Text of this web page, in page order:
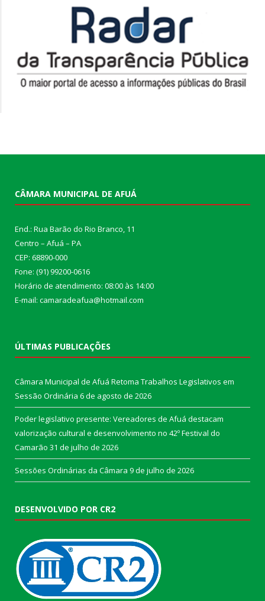
CÂMARA MUNICIPAL DE AFUÁ
End.: Rua Barão do Rio Branco, 11
Centro – Afuá – PA
CEP: 68890-000
Fone: (91) 99200-0616
Horário de atendimento: 08:00 às 14:00
E-mail: camaradeafua@hotmail.com
ÚLTIMAS PUBLICAÇÕES
Câmara Municipal de Afuá Retoma Trabalhos Legislativos em
Sessão Ordinária 6 de agosto de 2026
Poder legislativo presente: Vereadores de Afuá destacam
valorização cultural e desenvolvimento no 42º Festival do
Camarão 31 de julho de 2026
Sessões Ordinárias da Câmara 9 de julho de 2026
DESENVOLVIDO POR CR2